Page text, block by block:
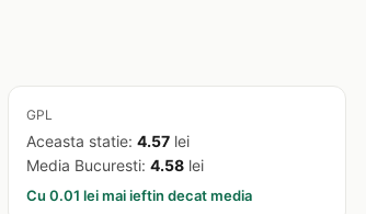
GPL
Aceasta statie: 4.57lei
Media Bucuresti: 4.58lei
Cu 0.01 lei mai ieftin decat media